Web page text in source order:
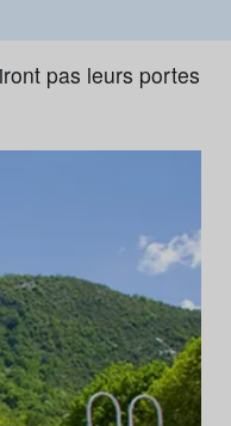
pas leurs portes